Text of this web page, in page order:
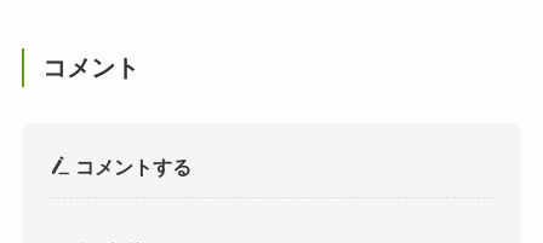
コメント
コメントする